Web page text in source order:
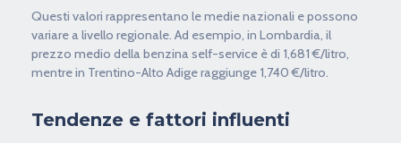
Questi valori rappresentano le medie nazionali e possono
variare a livello regionale. Ad esempio, in Lombardia, il
prezzo medio della benzina self-service è di 1,681 €/litro,
mentre in Trentino-Alto Adige raggiunge 1,740 €/litro.
Tendenze e fattori influenti